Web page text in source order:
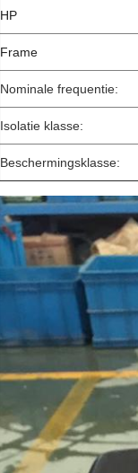
HP
Frame
Nominale frequentie:
Isolatie klasse:
Beschermingsklasse: